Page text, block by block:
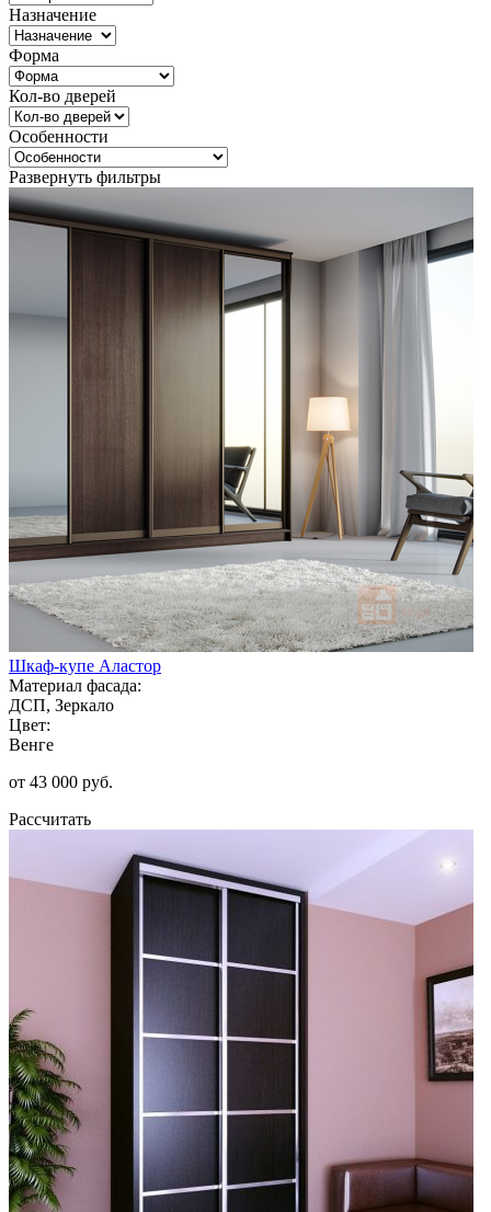
Назначение
Форма
Кол-во дверей
Особенности
Развернуть фильтры
Шкаф-купе Аластор
Материал фасада:
ДСП, Зеркало
Цвет:
Венге
от 43 000 руб.
Рассчитать